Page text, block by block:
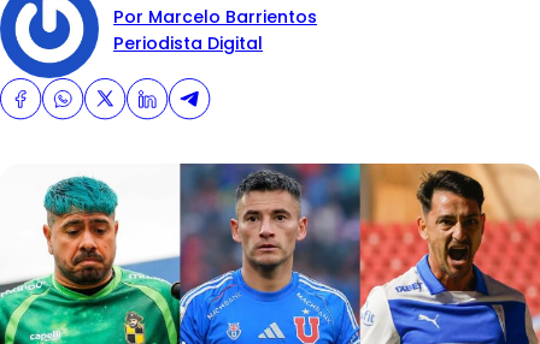
Por Marcelo Barrientos
Periodista Digital